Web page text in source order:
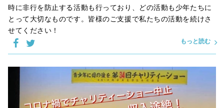
時に非行を防止する活動も行っており、どの活動も少年たちに
とって大切なものです。皆様のご支援で私たちの活動を続けさ
せてください！
もっと読む